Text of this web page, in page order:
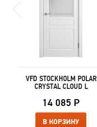
VFD STOCKHOLM POLAR
CRYSTAL CLOUD L
14 085 Р
В КОРЗИНУ